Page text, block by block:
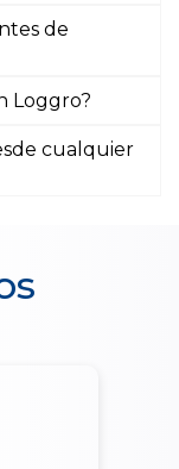
de
Loggro?
cualquier